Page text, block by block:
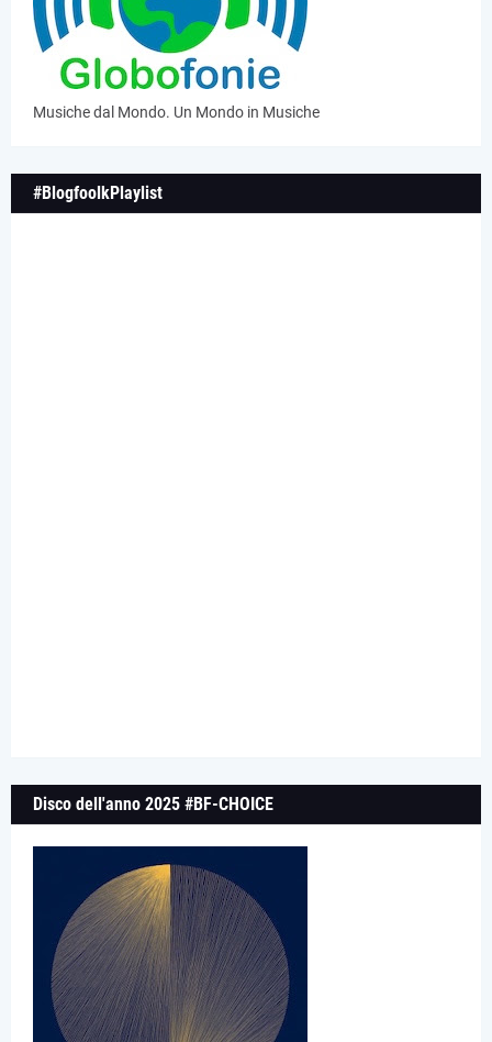
Musiche dal Mondo. Un Mondo in Musiche
#BlogfoolkPlaylist
Disco dell'anno 2025 #BF-CHOICE